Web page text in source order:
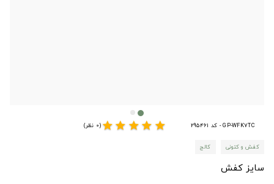
GP-WFK7TC - کد 295461 star
star
star
star
star(0 نظر)
کفش و کتونی کالج
سایز کفش